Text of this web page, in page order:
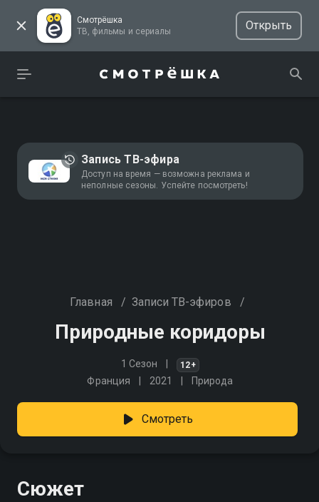
Смотрёшка
ТВ, фильмы и сериалы
Открыть
Запись ТВ-эфира
Доступ на время — возможна реклама и
неполные сезоны. Успейте посмотреть!
Главная / Записи ТВ-эфиров /
Природные коридоры
1 Сезон 12+
Франция 2021 Природа
Смотреть
Сюжет